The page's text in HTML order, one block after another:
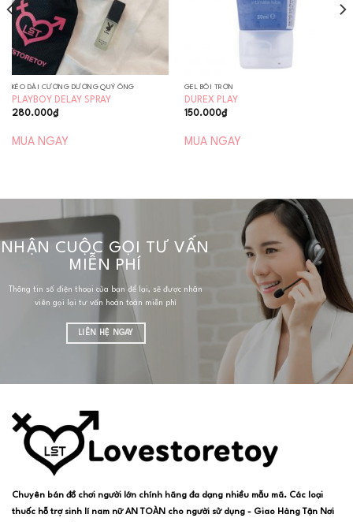
KÉO DÀI CƯƠNG DƯƠNG QUÝ ÔNG
PLAYBOY DELAY SPRAY
280.000₫
MUA NGAY
GEL BÔI TRƠN
DUREX PLAY
150.000₫
MUA NGAY
NHẬN CUỘC GỌI TƯ VẤN
MIỄN PHÍ
Thông tin số điện thoại của bạn để lại, sẽ được nhân
viên gọi lại tư vấn hoàn toàn miễn phí
LIÊN HỆ NGAY
Chuyên bán đồ chơi người lớn chính hãng đa dạng nhiều mẫu mã. Các loại
thuốc hỗ trợ sinh lí nam nữ AN TOÀN cho người sử dụng - Giao Hàng Tận Nơi